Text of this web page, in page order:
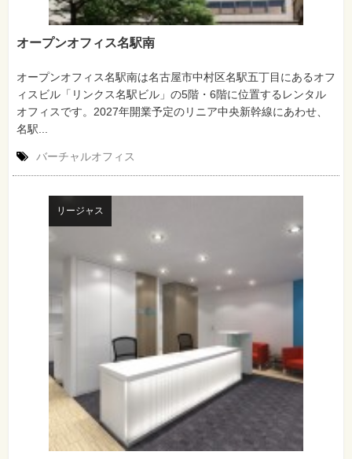
オープンオフィス名駅南
オープンオフィス名駅南は名古屋市中村区名駅五丁目にあるオフ
ィスビル「リンクス名駅ビル」の5階・6階に位置するレンタル
オフィスです。2027年開業予定のリニア中央新幹線にあわせ、
名駅...
バーチャルオフィス
リージャス